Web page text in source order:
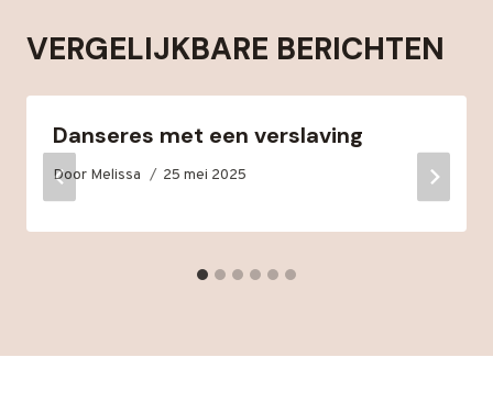
VERGELIJKBARE BERICHTEN
Danseres met een verslaving
Door Melissa 25 mei 2025